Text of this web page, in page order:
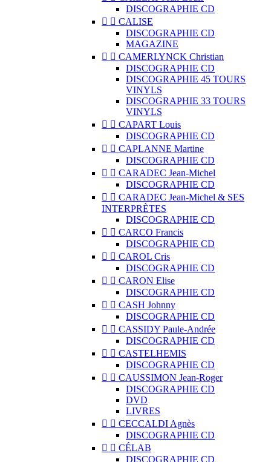
DISCOGRAPHIE CD
  CALISE
DISCOGRAPHIE CD
MAGAZINE
  CAMERLYNCK Christian
DISCOGRAPHIE CD
DISCOGRAPHIE 45 TOURS
VINYLS
DISCOGRAPHIE 33 TOURS
VINYLS
  CAPART Louis
DISCOGRAPHIE CD
  CAPLANNE Martine
DISCOGRAPHIE CD
  CARADEC Jean-Michel
DISCOGRAPHIE CD
  CARADEC Jean-Michel & SES
INTERPRÈTES
DISCOGRAPHIE CD
  CARCO Francis
DISCOGRAPHIE CD
  CAROL Cris
DISCOGRAPHIE CD
  CARON Elise
DISCOGRAPHIE CD
  CASH Johnny
DISCOGRAPHIE CD
  CASSIDY Paule-Andrée
DISCOGRAPHIE CD
  CASTELHEMIS
DISCOGRAPHIE CD
  CAUSSIMON Jean-Roger
DISCOGRAPHIE CD
DVD
LIVRES
  CECCALDI Agnès
DISCOGRAPHIE CD
  CÉLAB
DISCOGRAPHIE CD